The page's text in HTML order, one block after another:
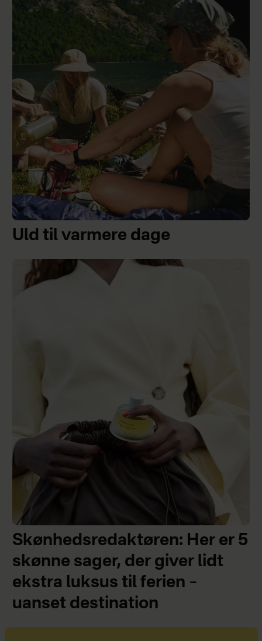
Uld til varmere dage
Skønhedsredaktøren: Her er 5
skønne sager, der giver lidt
ekstra luksus til ferien –
uanset destination